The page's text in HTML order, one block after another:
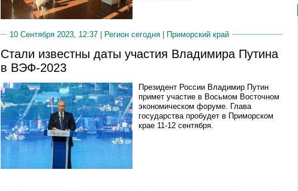
10 Сентября 2023, 12:37 | Регион сегодня Приморский край
Стали известны даты участия Владимира Путина
в ВЭФ-2023
Президент России Владимир Путин
примет участие в Восьмом Восточном
экономическом форуме. Глава
государства пробудет в Приморском
крае 11-12 сентября.